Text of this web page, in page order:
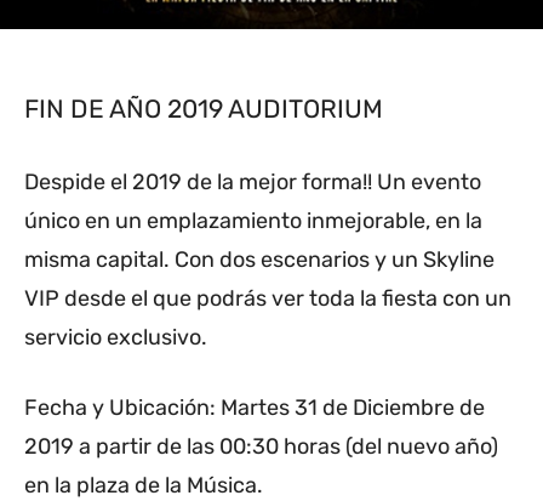
FIN DE AÑO 2019 AUDITORIUM
Despide el 2019 de la mejor forma!! Un evento
único en un emplazamiento inmejorable, en la
misma capital. Con dos escenarios y un Skyline
VIP desde el que podrás ver toda la fiesta con un
servicio exclusivo.
Fecha y Ubicación: Martes 31 de Diciembre de
2019 a partir de las 00:30 horas (del nuevo año)
en la plaza de la Música.